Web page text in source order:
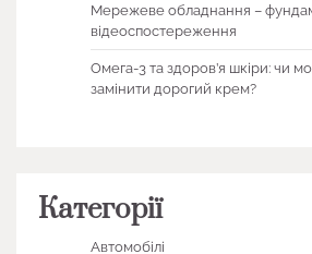
Мережеве обладнання –
відеоспостереження
Омега-3 та здоров’я шкіри: чи
замінити дорогий крем?
Категорії
Автомобілі